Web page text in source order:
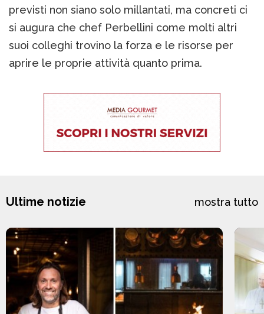
previsti non siano solo millantati, ma concreti ci
si augura che chef Perbellini come molti altri
suoi colleghi trovino la forza e le risorse per
aprire le proprie attività quanto prima.
Ultime notizie mostra tutto